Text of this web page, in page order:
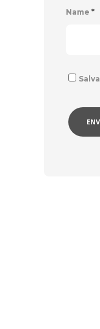
Name *